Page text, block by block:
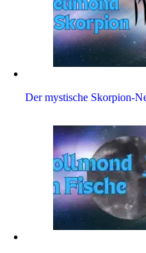
Der mysti­sche Skor­pion-